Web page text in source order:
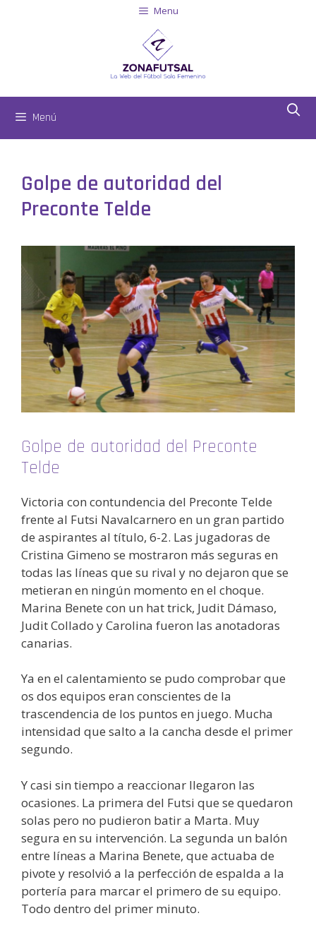
Menu
Menú
Golpe de autoridad del
Preconte Telde
Golpe de autoridad del Preconte
Telde
Victoria con contundencia del Preconte Telde
frente al Futsi Navalcarnero en un gran partido
de aspirantes al título, 6-2. Las jugadoras de
Cristina Gimeno se mostraron más seguras en
todas las líneas que su rival y no dejaron que se
metieran en ningún momento en el choque.
Marina Benete con un hat trick, Judit Dámaso,
Judit Collado y Carolina fueron las anotadoras
canarias.
Ya en el calentamiento se pudo comprobar que
os dos equipos eran conscientes de la
trascendencia de los puntos en juego. Mucha
intensidad que salto a la cancha desde el primer
segundo.
Y casi sin tiempo a reaccionar llegaron las
ocasiones. La primera del Futsi que se quedaron
solas pero no pudieron batir a Marta. Muy
segura en su intervención. La segunda un balón
entre líneas a Marina Benete, que actuaba de
pivote y resolvió a la perfección de espalda a la
portería para marcar el primero de su equipo.
Todo dentro del primer minuto.